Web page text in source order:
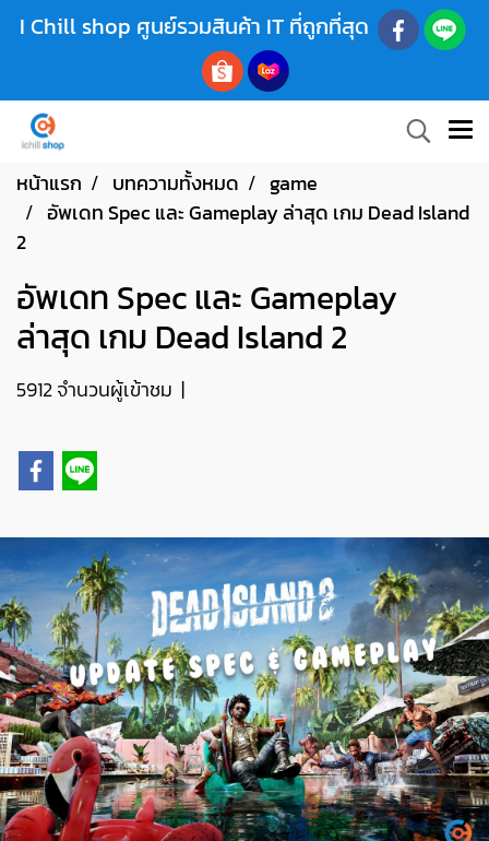
I Chill shop ศูนย์รวมสินค้า IT ที่ถูกที่สุด
หน้าแรก บทความทั้งหมด
game
อัพเดท Spec และ Gameplay ล่าสุด เกม Dead Island
2
อัพเดท Spec และ Gameplay
ล่าสุด เกม Dead Island 2
5912 จำนวนผู้เข้าชม |